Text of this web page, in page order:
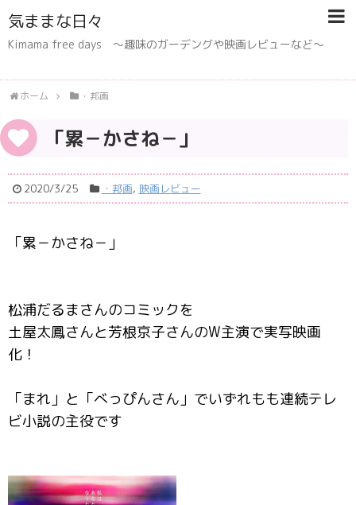
気ままな日々
Kimama free days 〜趣味のガーデングや映画レビューなど〜
ホーム ・邦画
「累－かさね－」
2020/3/25 ・邦画, 映画レビュー
「累－かさね－」
松浦だるまさんのコミックを
土屋太鳳さんと芳根京子さんのW主演で実写映画
化！
「まれ」と「べっぴんさん」でいずれもも連続テレ
ビ小説の主役です